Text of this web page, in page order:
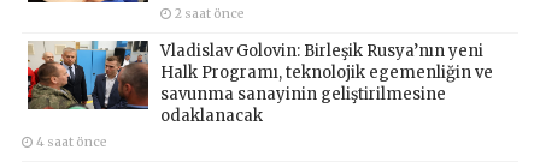
2 saat önce
Vladislav Golovin: Birleşik Rusya’nın yeni
Halk Programı, teknolojik egemenliğin ve
savunma sanayinin geliştirilmesine
odaklanacak
4 saat önce